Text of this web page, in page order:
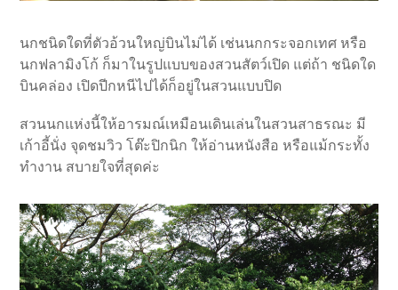
นกชนิดใดที่ตัวอ้วนใหญ่บินไม่ได้ เช่นนกกระจอกเทศ หรือ
นกฟลามิงโก้ ก็มาในรูปแบบของสวนสัตว์เปิด แต่ถ้า ชนิดใด
บินคล่อง เปิดปีกหนีไปได้ก็อยู่ในสวนแบบปิด
สวนนกแห่งนี้ให้อารมณ์เหมือนเดินเล่นในสวนสาธรณะ มี
เก้าอี้นั่ง จุดชมวิว โต๊ะปิกนิก ให้อ่านหนังสือ หรือแม้กระทั้ง
ทำงาน สบายใจที่สุดค่ะ